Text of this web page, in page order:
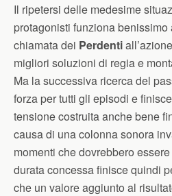
Il ripetersi delle medesime
protagonisti funziona
chiamata dei Perdenti
migliori soluzioni di regia e
Ma la successiva ricerca del
forza per tutti gli episodi e
tensione costruita anche bene
causa di una colonna sonora
momenti che dovrebbero
durata concessa finisce quindi
che un valore aggiunto al